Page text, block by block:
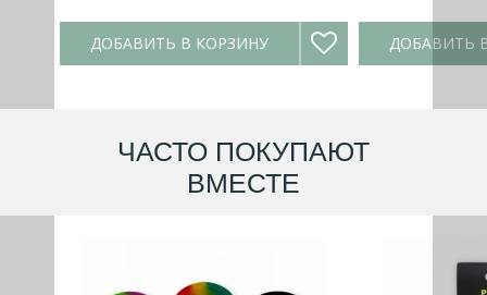
ДОБАВИТЬ В КОРЗИНУ ДОБАВИТЬ
ЧАСТО ПОКУПАЮТ
ВМЕСТЕ